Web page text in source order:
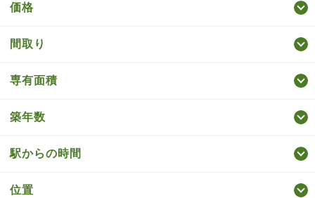
価格
間取り
専有面積
築年数
駅からの時間
位置